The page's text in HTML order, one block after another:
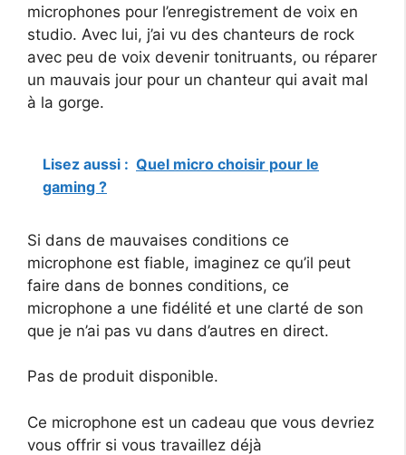
microphones pour l’enregistrement de voix en
studio. Avec lui, j’ai vu des chanteurs de rock
avec peu de voix devenir tonitruants, ou réparer
un mauvais jour pour un chanteur qui avait mal
à la gorge.
Lisez aussi : Quel micro choisir pour le
gaming ?
Si dans de mauvaises conditions ce
microphone est fiable, imaginez ce qu’il peut
faire dans de bonnes conditions, ce
microphone a une fidélité et une clarté de son
que je n’ai pas vu dans d’autres en direct.
Pas de produit disponible.
Ce microphone est un cadeau que vous devriez
vous offrir si vous travaillez déjà